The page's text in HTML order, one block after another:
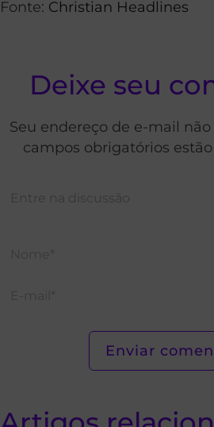
Fonte: Christian Headlines
Deixe seu
Seu endereço de e-mail
campos obrigatórios